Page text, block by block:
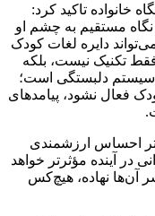
خانواده تاکید کرد:
مستقیم به چشم او
دایره لغات کودک
فقط تکنیک نیست، بلکه
سیستم دلبستگی است؛
فعال نشود، پیامدهای
احساس ارزشمندی
در آینده مؤثرتر خواهد
آن‌ها نهاده، هیچ‌کس